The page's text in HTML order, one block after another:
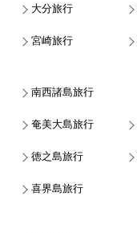
大分旅行
宮崎旅行
南西諸島旅行
奄美大島旅行
徳之島旅行
喜界島旅行